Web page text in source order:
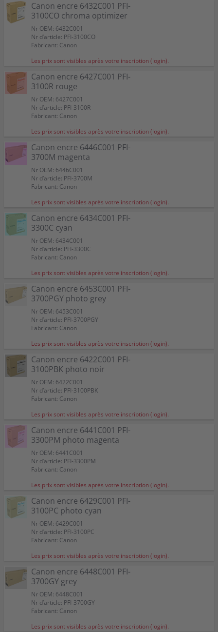
Canon encre 6432C001 PFI-
3100CO chroma optimizer
Nr OEM: 6432C001
Nr d’article: PFI-3100CO
Fabricant: Canon
Les prix sont visibles après votre inscription (login).
Canon encre 6427C001 PFI-
3100R rouge
Nr OEM: 6427C001
Nr d’article: PFI-3100R
Fabricant: Canon
Les prix sont visibles après votre inscription (login).
Canon encre 6446C001 PFI-
3700M magenta
Nr OEM: 6446C001
Nr d’article: PFI-3700M
Fabricant: Canon
Les prix sont visibles après votre inscription (login).
Canon encre 6434C001 PFI-
3300C cyan
Nr OEM: 6434C001
Nr d’article: PFI-3300C
Fabricant: Canon
Les prix sont visibles après votre inscription (login).
Canon encre 6453C001 PFI-
3700PGY photo grey
Nr OEM: 6453C001
Nr d’article: PFI-3700PGY
Fabricant: Canon
Les prix sont visibles après votre inscription (login).
Canon encre 6422C001 PFI-
3100PBK photo noir
Nr OEM: 6422C001
Nr d’article: PFI-3100PBK
Fabricant: Canon
Les prix sont visibles après votre inscription (login).
Canon encre 6441C001 PFI-
3300PM photo magenta
Nr OEM: 6441C001
Nr d’article: PFI-3300PM
Fabricant: Canon
Les prix sont visibles après votre inscription (login).
Canon encre 6429C001 PFI-
3100PC photo cyan
Nr OEM: 6429C001
Nr d’article: PFI-3100PC
Fabricant: Canon
Les prix sont visibles après votre inscription (login).
Canon encre 6448C001 PFI-
3700GY grey
Nr OEM: 6448C001
Nr d’article: PFI-3700GY
Fabricant: Canon
Les prix sont visibles après votre inscription (login).